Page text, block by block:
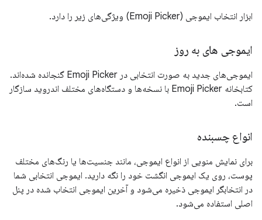
ابزار انتخاب ایموجی (Emoji Picker) ویژگی‌های زیر را دارد.
ایموجی های به روز
ایموجی‌های جدید به صورت انتخابی در Emoji Picker گنجانده شده‌اند.
کتابخانه Emoji Picker با نسخه‌ها و دستگاه‌های مختلف اندروید سازگار
است.
انواع چسبنده
برای نمایش منویی از انواع ایموجی، مانند جنسیت‌ها یا رنگ‌های مختلف
پوست، روی یک ایموجی انگشت خود را نگه دارید. ایموجی انتخابی شما
در انتخابگر ایموجی ذخیره می‌شود و آخرین ایموجی انتخاب شده در پنل
اصلی استفاده می‌شود.